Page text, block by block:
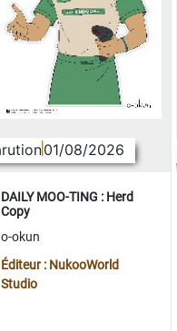
01/08/2026
DAILY MOO-TING : Herd
Copy
o-okun
Éditeur : NukooWorld
Studio